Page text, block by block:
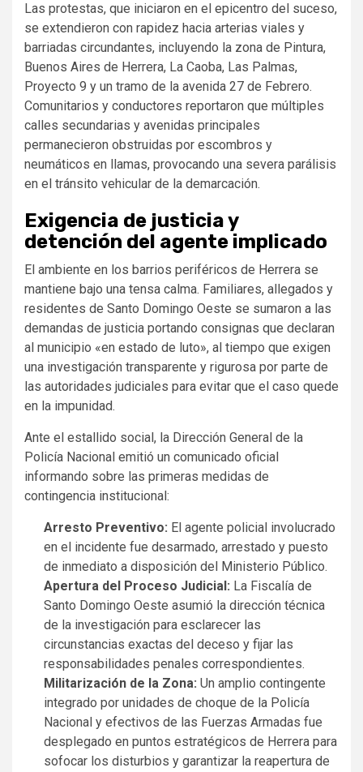
Las protestas, que iniciaron en el epicentro del suceso,
se extendieron con rapidez hacia arterias viales y
barriadas circundantes, incluyendo la zona de Pintura,
Buenos Aires de Herrera, La Caoba, Las Palmas,
Proyecto 9 y un tramo de la avenida 27 de Febrero.
Comunitarios y conductores reportaron que múltiples
calles secundarias y avenidas principales
permanecieron obstruidas por escombros y
neumáticos en llamas, provocando una severa parálisis
en el tránsito vehicular de la demarcación.
Exigencia de justicia y
detención del agente implicado
El ambiente en los barrios periféricos de Herrera se
mantiene bajo una tensa calma. Familiares, allegados y
residentes de Santo Domingo Oeste se sumaron a las
demandas de justicia portando consignas que declaran
al municipio «en estado de luto», al tiempo que exigen
una investigación transparente y rigurosa por parte de
las autoridades judiciales para evitar que el caso quede
en la impunidad.
Ante el estallido social, la Dirección General de la
Policía Nacional emitió un comunicado oficial
informando sobre las primeras medidas de
contingencia institucional:
Arresto Preventivo: El agente policial involucrado
en el incidente fue desarmado, arrestado y puesto
de inmediato a disposición del Ministerio Público.
Apertura del Proceso Judicial: La Fiscalía de
Santo Domingo Oeste asumió la dirección técnica
de la investigación para esclarecer las
circunstancias exactas del deceso y fijar las
responsabilidades penales correspondientes.
Militarización de la Zona: Un amplio contingente
integrado por unidades de choque de la Policía
Nacional y efectivos de las Fuerzas Armadas fue
desplegado en puntos estratégicos de Herrera para
sofocar los disturbios y garantizar la reapertura de